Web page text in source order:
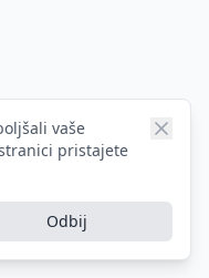
vaše
pristajete
Odbij